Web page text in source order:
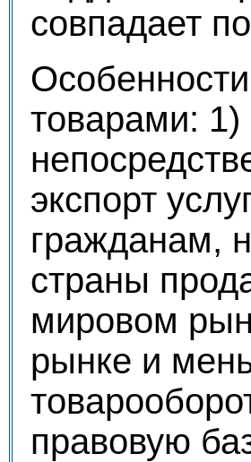
совпадает
товарами: 1)
экспорт
гражданам,
страны
мировом
рынке и
правовую